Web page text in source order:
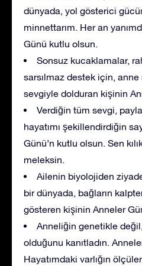
dünyada, yol gösterici
minnettarım. Her an
Günü kutlu olsun.
Sonsuz kucaklamalar,
sarsılmaz destek için,
sevgiyle dolduran kişinin
Verdiğin tüm sevgi,
hayatımı şekillendirdiğin
Günü’n kutlu olsun. Sen
meleksin.
Ailenin biyolojiden
bir dünyada, bağların
gösteren kişinin Anneler
Anneliğin genetikle
olduğunu kanıtladın.
Hayatımdaki varlığın